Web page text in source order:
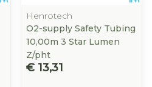
Henrotech
O2-supply Safety Tubing
10,00m 3 Star Lumen
Z/pht
€ 13,31